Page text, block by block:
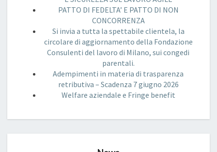
PATTO DI FEDELTA’ E PATTO DI NON
CONCORRENZA
Si invia a tutta la spettabile clientela, la
circolare di aggiornamento della Fondazione
Consulenti del lavoro di Milano, sui congedi
parentali.
Adempimenti in materia di trasparenza
retributiva – Scadenza 7 giugno 2026
Welfare aziendale e Fringe benefit